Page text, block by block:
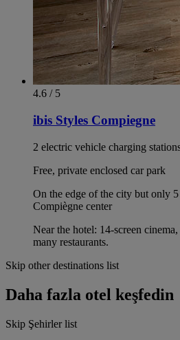
4.6 / 5
ibis Styles Compiegne
2 electric vehicle charging
Free, private enclosed car park
On the edge of the city but only
Compiègne center
Near the hotel: 14-screen
many restaurants.
Skip other destinations list
Daha fazla otel keşfedin
Skip Şehirler list